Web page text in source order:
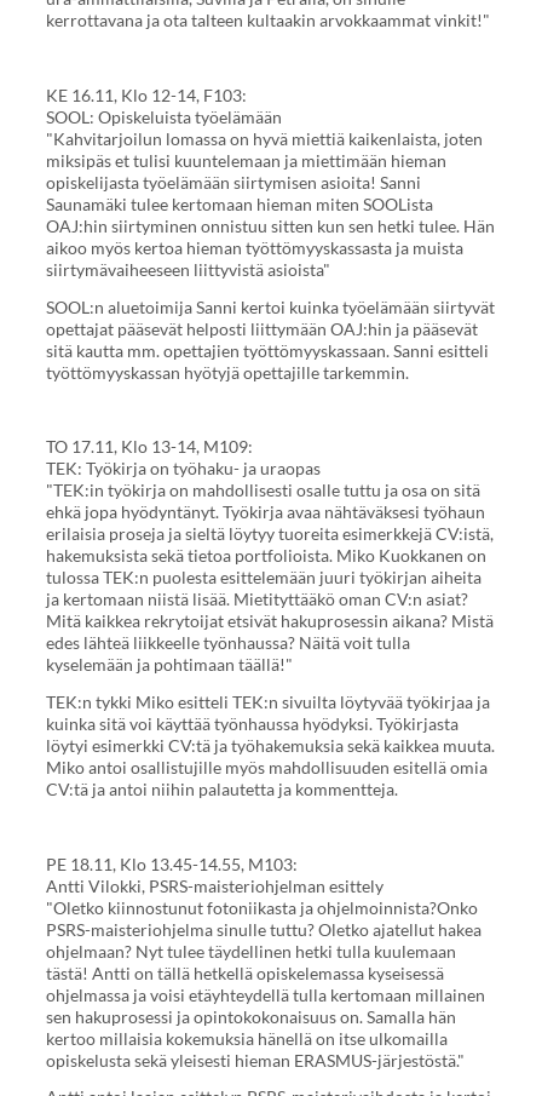
kerrottavana ja ota talteen kultaakin arvokkaammat vinkit!"
KE 16.11, Klo 12-14, F103:
SOOL: Opiskeluista työelämään
"Kahvitarjoilun lomassa on hyvä miettiä kaikenlaista, joten
miksipäs et tulisi kuuntelemaan ja miettimään hieman
opiskelijasta työelämään siirtymisen asioita! Sanni
Saunamäki tulee kertomaan hieman miten SOOLista
OAJ:hin siirtyminen onnistuu sitten kun sen hetki tulee. Hän
aikoo myös kertoa hieman työttömyyskassasta ja muista
siirtymävaiheeseen liittyvistä asioista"
SOOL:n aluetoimija Sanni kertoi kuinka työelämään siirtyvät
opettajat pääsevät helposti liittymään OAJ:hin ja pääsevät
sitä kautta mm. opettajien työttömyyskassaan. Sanni esitteli
työttömyyskassan hyötyjä opettajille tarkemmin.
TO 17.11, Klo 13-14, M109:
TEK: Työkirja on työhaku- ja uraopas
"TEK:in työkirja on mahdollisesti osalle tuttu ja osa on sitä
ehkä jopa hyödyntänyt. Työkirja avaa nähtäväksesi työhaun
erilaisia proseja ja sieltä löytyy tuoreita esimerkkejä CV:istä,
hakemuksista sekä tietoa portfolioista. Miko Kuokkanen on
tulossa TEK:n puolesta esittelemään juuri työkirjan aiheita
ja kertomaan niistä lisää. Mietityttääkö oman CV:n asiat?
Mitä kaikkea rekrytoijat etsivät hakuprosessin aikana? Mistä
edes lähteä liikkeelle työnhaussa? Näitä voit tulla
kyselemään ja pohtimaan täällä!"
TEK:n tykki Miko esitteli TEK:n sivuilta löytyvää työkirjaa ja
kuinka sitä voi käyttää työnhaussa hyödyksi. Työkirjasta
löytyi esimerkki CV:tä ja työhakemuksia sekä kaikkea muuta.
Miko antoi osallistujille myös mahdollisuuden esitellä omia
CV:tä ja antoi niihin palautetta ja kommentteja.
PE 18.11, Klo 13.45-14.55, M103:
Antti Vilokki, PSRS-maisteriohjelman esittely
"Oletko kiinnostunut fotoniikasta ja ohjelmoinnista?Onko
PSRS-maisteriohjelma sinulle tuttu? Oletko ajatellut hakea
ohjelmaan? Nyt tulee täydellinen hetki tulla kuulemaan
tästä! Antti on tällä hetkellä opiskelemassa kyseisessä
ohjelmassa ja voisi etäyhteydellä tulla kertomaan millainen
sen hakuprosessi ja opintokokonaisuus on. Samalla hän
kertoo millaisia kokemuksia hänellä on itse ulkomailla
opiskelusta sekä yleisesti hieman ERASMUS-järjestöstä."